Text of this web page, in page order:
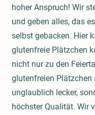
hoher Anspruch! Wir
und geben alles, das
selbst gebacken. Hier
glutenfreie Plätzchen
nicht nur zu den
glutenfreien Plätzchen
unglaublich lecker,
höchster Qualität. Wir